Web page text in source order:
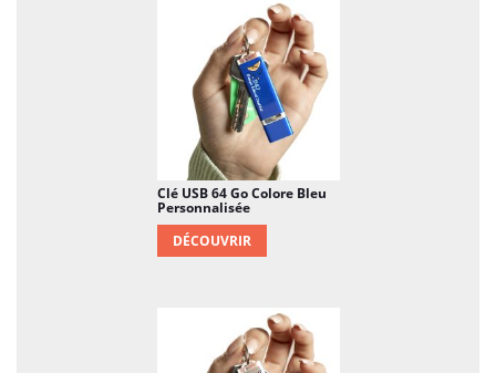
Clé USB 64 Go Colore Bleu
Personnalisée
DÉCOUVRIR